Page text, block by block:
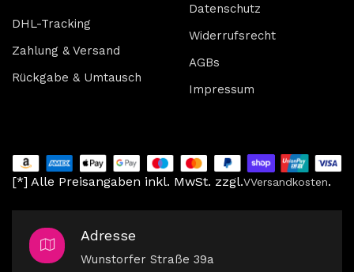
DHL-Tracking
Zahlung & Versand
Rückgabe & Umtausch
Datenschutz
Widerrufsrecht
AGBs
Impressum
[*] Alle Preisangaben inkl. MwSt. zzgl.VVersandkosten.
Adresse
Wunstorfer Straße 39a